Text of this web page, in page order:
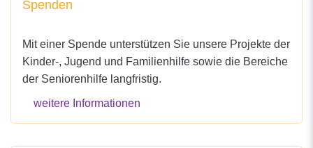
Spenden
Mit einer Spende unterstützen Sie unsere Projekte der
Kinder-, Jugend und Familienhilfe sowie die Bereiche
der Seniorenhilfe langfristig.
weitere Informationen